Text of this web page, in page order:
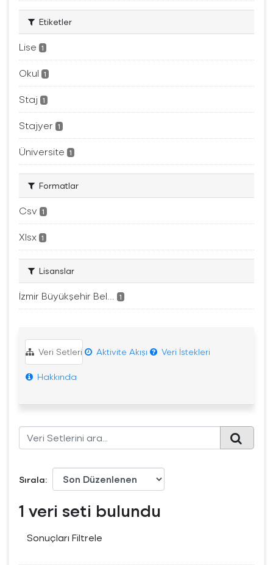
Etiketler
Lise 1
Okul 1
Staj 1
Stajyer 1
Üniversite 1
Formatlar
Csv 1
Xlsx 1
Lisanslar
İzmir Büyükşehir Bel... 1
Veri Setleri Aktivite Akışı Veri İstekleri
Hakkında
Sırala
1 veri seti bulundu
Sonuçları Filtrele